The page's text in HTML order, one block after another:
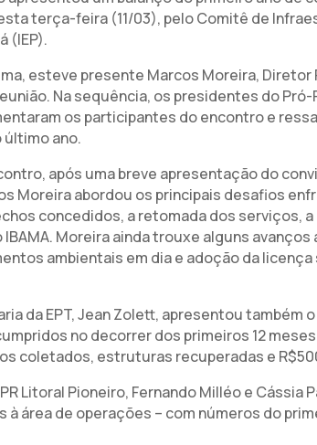
terça-feira (11/03), pelo Comitê de
(IEP).
esteve presente Marcos Moreira,
Na sequência, os presidentes do Pró-
os participantes do encontro e
último ano.
após uma breve apresentação do
Moreira abordou os principais desafios
concedidos, a retomada dos serviços,
Moreira ainda trouxe alguns
ambientais em dia e adoção da
da EPT, Jean Zolett, apresentou
no decorrer dos primeiros 12
coletados, estruturas recuperadas e
Litoral Pioneiro, Fernando Milléo e
área de operações – com números do